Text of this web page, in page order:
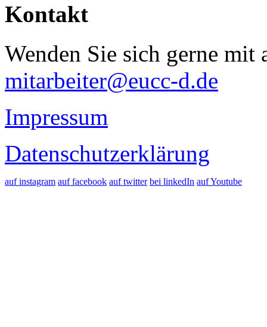
Kontakt
Wenden Sie sich gerne mit
mitarbeiter@eucc-d.de
Impressum
Datenschutzerklärung
auf instagram auf facebook auf twitter bei linkedIn auf Youtube